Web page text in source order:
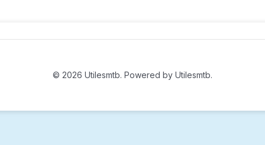
© 2026 Utilesmtb. Powered by Utilesmtb.